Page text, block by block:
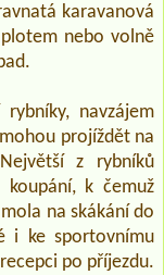
karavanová
nebo volně
navzájem
projíždět na
z rybníků
k čemuž
na skákání do
i ke sportovnímu
po příjezdu.